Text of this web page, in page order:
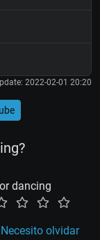
2022-02-01 20:20
dancing
Necesito olvidar